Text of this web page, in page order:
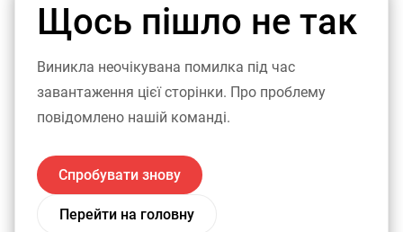
Щось пішло не так
Виникла неочікувана помилка під час
завантаження цієї сторінки. Про проблему
повідомлено нашій команді.
Спробувати знову
Перейти на головну